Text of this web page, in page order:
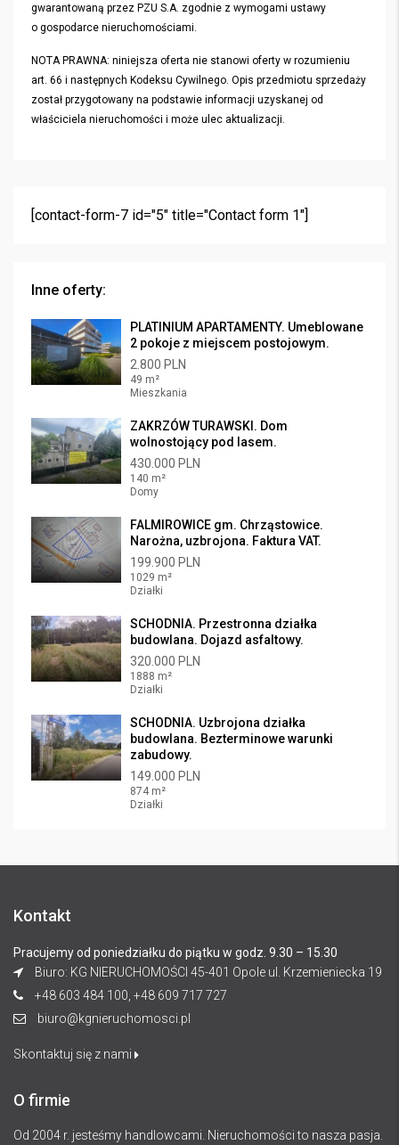
gwarantowaną przez PZU S.A. zgodnie z wymogami ustawy
o gospodarce nieruchomościami.
NOTA PRAWNA: niniejsza oferta nie stanowi oferty w rozumieniu
art. 66 i następnych Kodeksu Cywilnego. Opis przedmiotu sprzedaży
został przygotowany na podstawie informacji uzyskanej od
właściciela nieruchomości i może ulec aktualizacji.
[contact-form-7 id="5" title="Contact form 1"]
Inne oferty:
PLATINIUM APARTAMENTY. Umeblowane
2 pokoje z miejscem postojowym.
2.800 PLN
49 m²
Mieszkania
ZAKRZÓW TURAWSKI. Dom
wolnostojący pod lasem.
430.000 PLN
140 m²
Domy
FALMIROWICE gm. Chrząstowice.
Narożna, uzbrojona. Faktura VAT.
199.900 PLN
1029 m²
Działki
SCHODNIA. Przestronna działka
budowlana. Dojazd asfaltowy.
320.000 PLN
1888 m²
Działki
SCHODNIA. Uzbrojona działka
budowlana. Bezterminowe warunki
zabudowy.
149.000 PLN
874 m²
Działki
Kontakt
Pracujemy od poniedziałku do piątku w godz. 9.30 – 15.30
Biuro: KG NIERUCHOMOŚCI 45-401 Opole ul. Krzemieniecka 19
+48 603 484 100, +48 609 717 727
biuro@kgnieruchomosci.pl
Skontaktuj się z nami
O firmie
Od 2004 r. jesteśmy handlowcami. Nieruchomości to nasza pasja.